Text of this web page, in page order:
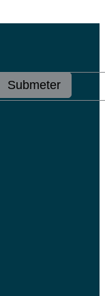
Submeter